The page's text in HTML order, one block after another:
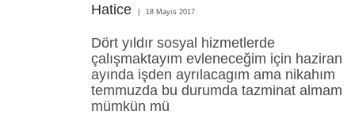
Hatice 18 Mayıs 2017
Dört yıldır sosyal hizmetlerde
çalışmaktayım evleneceğim için haziran
ayında işden ayrılacagım ama nikahım
temmuzda bu durumda tazminat almam
mümkün mü